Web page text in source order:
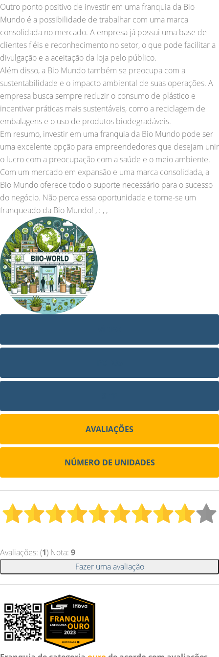
Outro ponto positivo de investir em uma franquia da Bio
Mundo é a possibilidade de trabalhar com uma marca
consolidada no mercado. A empresa já possui uma base de
clientes fiéis e reconhecimento no setor, o que pode facilitar a
divulgação e a aceitação da loja pelo público.
Além disso, a Bio Mundo também se preocupa com a
sustentabilidade e o impacto ambiental de suas operações. A
empresa busca sempre reduzir o consumo de plástico e
incentivar práticas mais sustentáveis, como a reciclagem de
embalagens e o uso de produtos biodegradáveis.
Em resumo, investir em uma franquia da Bio Mundo pode ser
uma excelente opção para empreendedores que desejam unir
o lucro com a preocupação com a saúde e o meio ambiente.
Com um mercado em expansão e uma marca consolidada, a
Bio Mundo oferece todo o suporte necessário para o sucesso
do negócio. Não perca essa oportunidade e torne-se um
franqueado da Bio Mundo! , : , ,
AVALIAÇÕES
NÚMERO DE UNIDADES
Avaliações: (1) Nota: 9
Fazer uma avaliação